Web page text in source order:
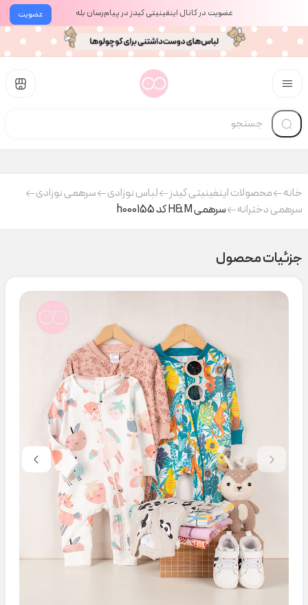
عضویت عضویت در کانال اینفینیتی کیدز در پیام‌رسان بله
خانه محصولات اینفینیتی کیدز لباس نوزادی
سرهمی نوزادی
سرهمی دخترانه
سرهمی H&M کد h000155
جزئیات محصول